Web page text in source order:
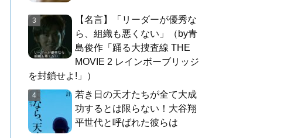
【名言】「リーダーが優秀な
ら、組織も悪くない」（by青
島俊作「踊る大捜査線 THE
MOVIE 2 レインボーブリッジ
を封鎖せよ!」）
若き日の天才たちが全て大成
功するとは限らない！大谷翔
平世代と呼ばれた彼らは